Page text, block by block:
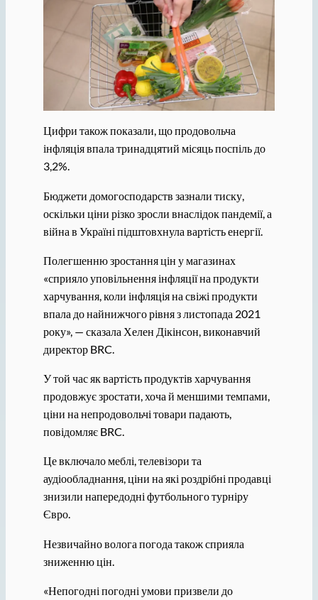
Цифри також показали, що продовольча
інфляція впала тринадцятий місяць поспіль до
3,2%.
Бюджети домогосподарств зазнали тиску,
оскільки ціни різко зросли внаслідок пандемії, а
війна в Україні підштовхнула вартість енергії.
Полегшенню зростання цін у магазинах
«сприяло уповільнення інфляції на продукти
харчування, коли інфляція на свіжі продукти
впала до найнижчого рівня з листопада 2021
року», — сказала Хелен Дікінсон, виконавчий
директор BRC.
У той час як вартість продуктів харчування
продовжує зростати, хоча й меншими темпами,
ціни на непродовольчі товари падають,
повідомляє BRC.
Це включало меблі, телевізори та
аудіообладнання, ціни на які роздрібні продавці
знизили напередодні футбольного турніру
Євро.
Незвичайно волога погода також сприяла
зниженню цін.
«Непогодні погодні умови призвели до